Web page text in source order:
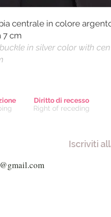
centrale in colore
7 cm
in silver color with
Diritto di recesso
Right of receding
Iscriviti